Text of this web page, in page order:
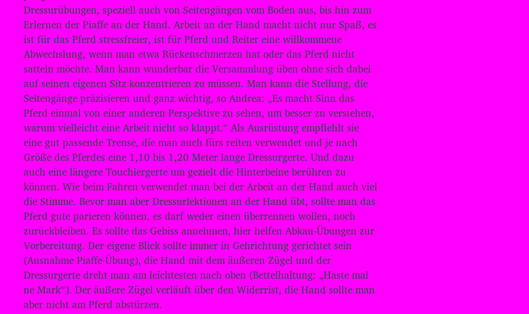
r
/
R
u
n
t
e
r
b
n
u
t
z
n
,
u
m
i
e
a
u
t
Dressurübungen, speziell auch von Seitengängen vom Boden aus, bis hin zum
Erlernen der Piaffe an der Hand. Arbeit an der Hand macht nicht nur Spaß, es
ist für das Pferd stressfreier, ist für Pferd und Reiter eine willkommene
Abwechslung, wenn man etwa Rückenschmerzen hat oder das Pferd nicht
satteln möchte. Man kann wunderbar die Versammlung üben ohne sich dabei
auf seinen eigenen Sitz konzentrieren zu müssen. Man kann die Stellung, die
Seitengänge präzisieren und ganz wichtig, so Andrea: „Es macht Sinn das
Pferd einmal von einer anderen Perspektive zu sehen, um besser zu verstehen,
warum vielleicht eine Arbeit nicht so klappt.“ Als Ausrüstung empfiehlt sie
eine gut passende Trense, die man auch fürs reiten verwendet und je nach
Größe des Pferdes eine 1,10 bis 1,20 Meter lange Dressurgerte. Und dazu
auch eine längere Touchiergerte um gezielt die Hinterbeine berühren zu
können. Wie beim Fahren verwendet man bei der Arbeit an der Hand auch viel
die Stimme. Bevor man aber Dressurlektionen an der Hand übt, sollte man das
Pferd gute parieren können, es darf weder einen überrennen wollen, noch
zurückbleiben. Es sollte das Gebiss annehmen, hier helfen Abkau-Übungen zur
Vorbereitung. Der eigene Blick sollte immer in Gehrichtung gerichtet sein
(Ausnahme Piaffe-Übung), die Hand mit dem äußeren Zügel und der
Dressurgerte dreht man am leichtesten nach oben (Bettelhaltung: „Haste mal
ne Mark“). Der äußere Zügel verläuft über den Widerrist, die Hand sollte man
aber nicht am Pferd abstürzen.